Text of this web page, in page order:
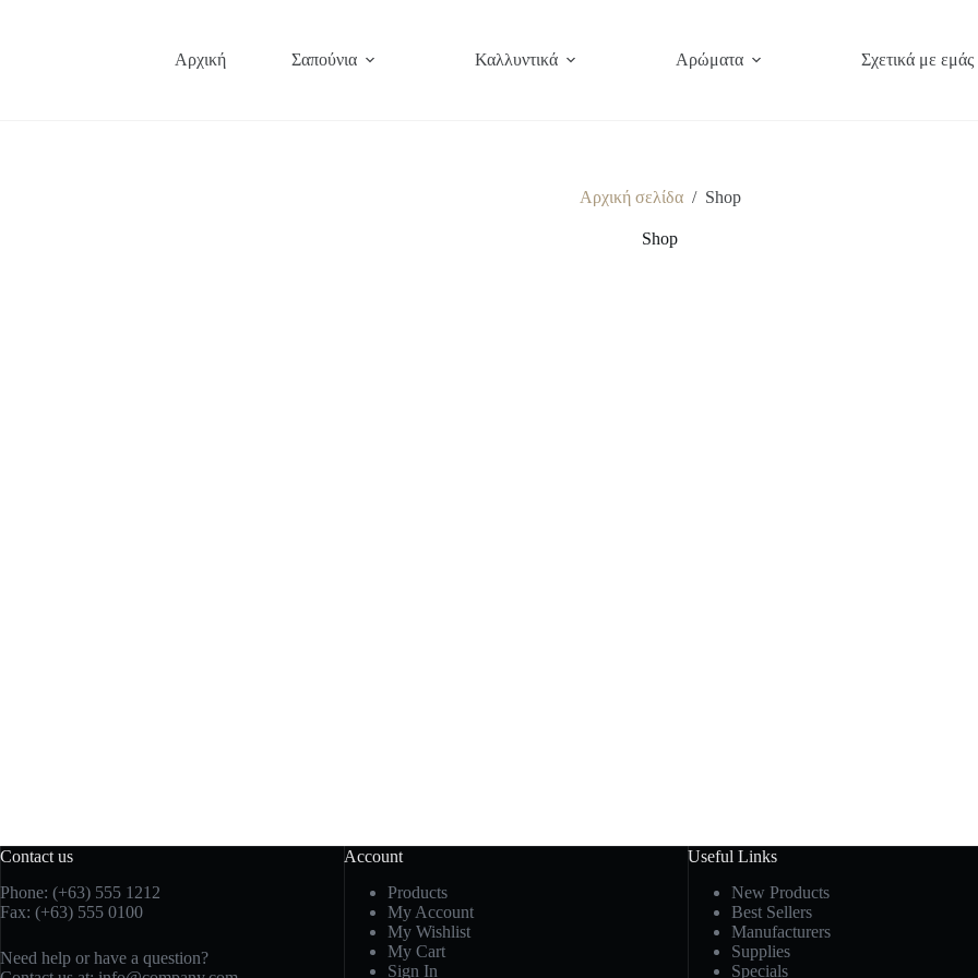
Αρχική Σαπούνια Καλλυντικά Αρώματα Σχετικά με εμάς
Αρχική σελίδα / Shop
Shop
Contact us
Phone: (+63) 555 1212
Fax: (+63) 555 0100
Need help or have a question?
Account
Products
My Account
My Wishlist
My Cart
Sign In
Useful Links
New Products
Best Sellers
Manufacturers
Supplies
Specials